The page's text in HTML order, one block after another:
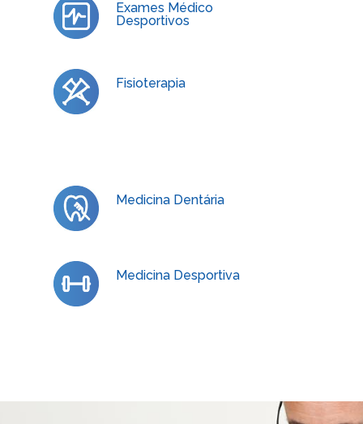
Exames Médico
Desportivos
Fisioterapia
Medicina Dentária
Medicina Desportiva